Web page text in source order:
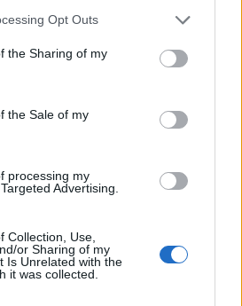
Opt Outs
the Sharing of my
the Sale of my
processing my
Advertising.
Collection, Use,
or Sharing of my
Is Unrelated with the
it was collected.
korrekciókat